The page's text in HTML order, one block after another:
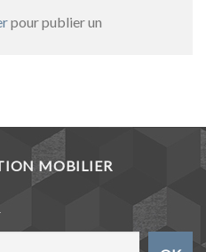
pour publier un
MOBILIER